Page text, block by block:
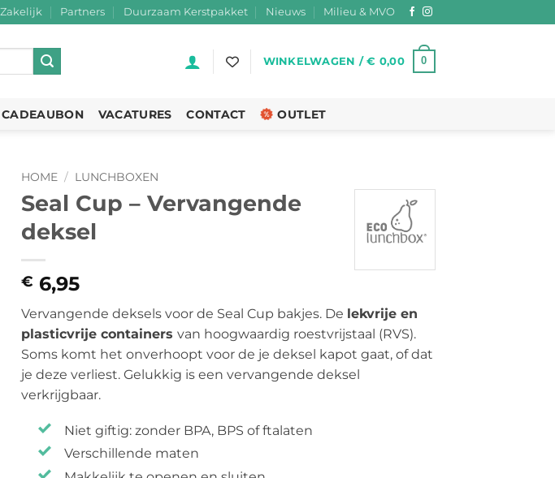
Zakelijk Partners Duurzaam Kerstpakket Nieuws Milieu & MVO
WINKELWAGEN /€ 0,00 0
CADEAUBON VACATURES CONTACT OUTLET
HOME / LUNCHBOXEN
Seal Cup – Vervangende
deksel
€ 6,95
Vervangende deksels voor de Seal Cup bakjes. De lekvrije en
plasticvrije containers van hoogwaardig roestvrijstaal (RVS).
Soms komt het onverhoopt voor de je deksel kapot gaat, of dat
je deze verliest. Gelukkig is een vervangende deksel
verkrijgbaar.
Niet giftig: zonder BPA, BPS of ftalaten
Verschillende maten